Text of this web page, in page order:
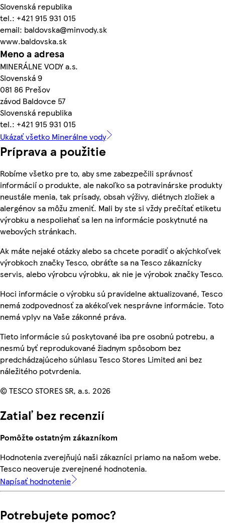
Slovenská republika
tel.: +421 915 931 015
email: baldovska@minvody.sk
www.baldovska.sk
Meno a adresa
MINERÁLNE VODY a.s.
Slovenská 9
081 86 Prešov
závod Baldovce 57
Slovenská republika
tel.: +421 915 931 015
Ukázať všetko Minerálne vody
Príprava a použitie
Robíme všetko pre to, aby sme zabezpečili správnosť
informácií o produkte, ale nakoľko sa potravinárske produkty
neustále menia, tak prísady, obsah výživy, diétnych zložiek a
alergénov sa môžu zmeniť. Mali by ste si vždy prečítať etiketu
výrobku a nespoliehať sa len na informácie poskytnuté na
webových stránkach.
Ak máte nejaké otázky alebo sa chcete poradiť o akýchkoľvek
výrobkoch značky Tesco, obráťte sa na Tesco zákaznícky
servis, alebo výrobcu výrobku, ak nie je výrobok značky Tesco.
Hoci informácie o výrobku sú pravidelne aktualizované, Tesco
nemá zodpovednosť za akékoľvek nesprávne informácie. Toto
nemá vplyv na Vaše zákonné práva.
Tieto informácie sú poskytované iba pre osobnú potrebu, a
nesmú byť reprodukované žiadnym spôsobom bez
predchádzajúceho súhlasu Tesco Stores Limited ani bez
náležitého potvrdenia.
© TESCO STORES SR, a.s. 2026
Zatiaľ bez recenzií
Pomôžte ostatným zákazníkom
Hodnotenia zverejňujú naši zákazníci priamo na našom webe.
Tesco neoveruje zverejnené hodnotenia.
Napísať hodnotenie
Potrebujete pomoc?